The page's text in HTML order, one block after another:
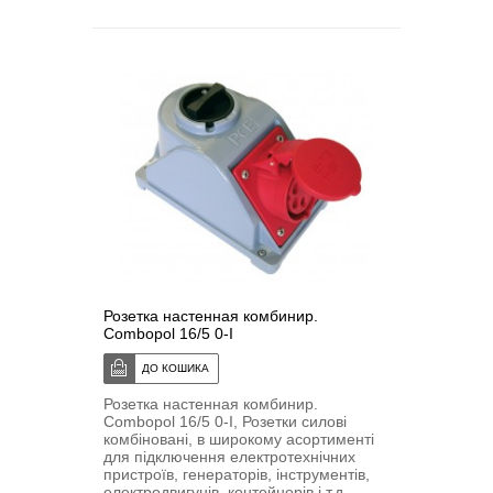
Розетка настенная комбинир.
Combopol 16/5 0-I
Розетка настенная комбинир.
Combopol 16/5 0-I, Розетки силові
комбіновані, в широкому асортименті
для підключення електротехнічних
пристроїв, генераторів, інструментів,